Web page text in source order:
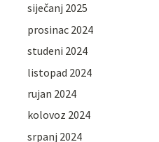
siječanj 2025
prosinac 2024
studeni 2024
listopad 2024
rujan 2024
kolovoz 2024
srpanj 2024